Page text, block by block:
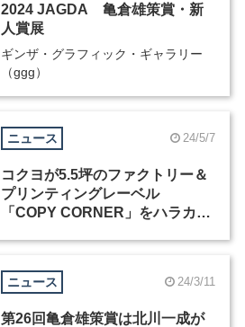
2024 JAGDA 亀倉雄策賞・新
人賞展
ギンザ・グラフィック・ギャラリー
（ggg）
ニュース 24/5/7
コクヨが5.5坪のファクトリー＆
プリンティングレーベル
「COPY CORNER」をハラカド
ニュース 24/3/11
第26回亀倉雄策賞は北川一成が